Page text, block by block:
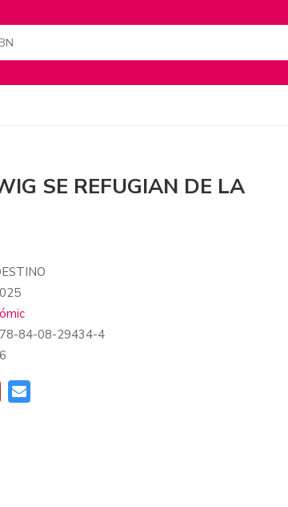
SE REFUGIAN DE LA
84-08-29434-4